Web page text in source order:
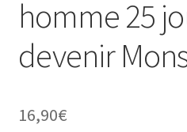
homme 25
devenir
16,90€